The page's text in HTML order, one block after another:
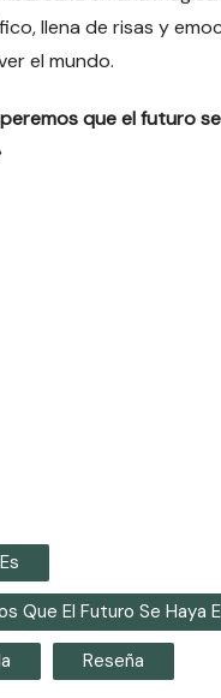
llena de risas y
el mundo.
que el futuro
Que El Futuro Se Haya
Reseña